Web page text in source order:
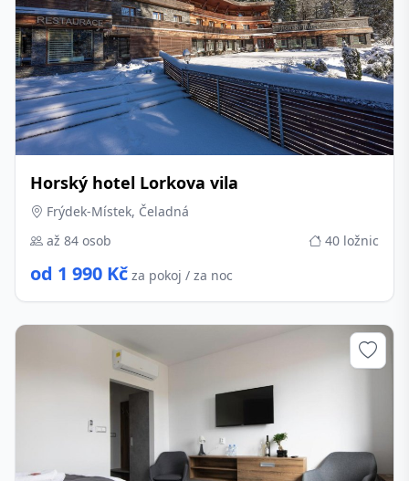
Horský hotel Lorkova vila
Frýdek-Místek, Čeladná
až 84 osob
40 ložnic
od 1 990 Kč za pokoj / za noc